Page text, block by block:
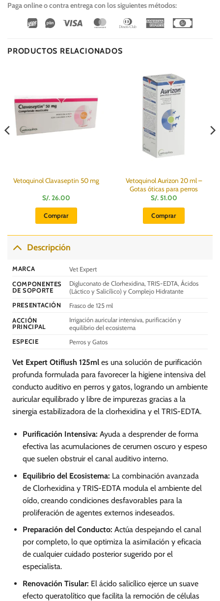
Paga online o contra entrega con los siguientes métodos:
Wirecard
Vipps Visa MasterCardDinners
American
PRODUCTOS RELACIONADOS
Vetoquinol Clavaseptin 50 mg
S/.26.00
Comprar
Vetoquinol Aurizon 20 ml –
Gotas óticas para perros
S/. 51.00
Comprar
Descripción
MARCA
Vet Expert
COMPONENTES
DE SOPORTE
Digluconato de Clorhexidina, TRIS-EDTA, Ácidos
(Láctico y Salicílico) y Complejo Hidratante
PRESENTACIÓN
Frasco de 125 ml
ACCIÓN
PRINCIPAL
Irrigación auricular intensiva, purificación y
equilibrio del ecosistema
ESPECIE
Perros y Gatos
Vet Expert Otiflush 125ml es una solución de purificación
profunda formulada para favorecer la higiene intensiva del
conducto auditivo en perros y gatos, logrando un ambiente
auricular equilibrado y libre de impurezas gracias a la
sinergia estabilizadora de la clorhexidina y el TRIS-EDTA.
Purificación Intensiva: Ayuda a desprender de forma
efectiva las acumulaciones de cerumen oscuro y espeso
que suelen obstruir el canal auditivo interno.
Equilibrio del Ecosistema: La combinación avanzada
de Clorhexidina y TRIS-EDTA modula el ambiente del
oído, creando condiciones desfavorables para la
proliferación de agentes externos indeseados.
Preparación del Conducto: Actúa despejando el canal
por completo, lo que optimiza la asimilación y eficacia
de cualquier cuidado posterior sugerido por el
especialista.
Renovación Tisular: El ácido salicílico ejerce un suave
efecto queratolítico que facilita la remoción de células